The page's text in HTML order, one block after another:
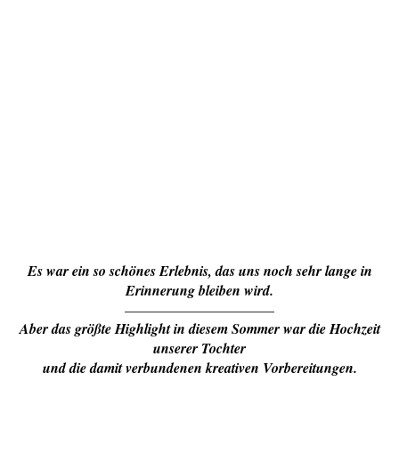
Es war ein so schönes Erlebnis, das uns noch sehr lange in
Erinnerung bleiben wird.
——————————–
Aber das größte Highlight in diesem Sommer war die Hochzeit
unserer Tochter
und die damit verbundenen kreativen Vorbereitungen.